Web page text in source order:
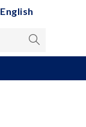
English